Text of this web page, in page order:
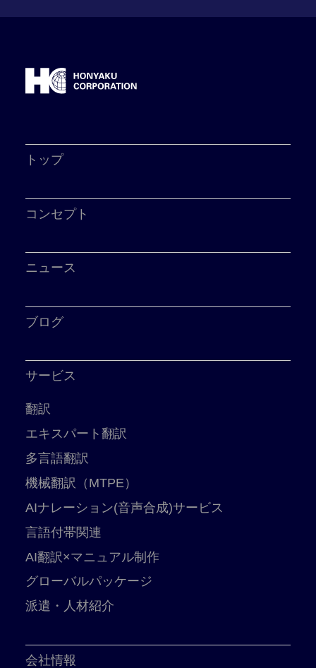
トップ
コンセプト
ニュース
ブログ
サービス
翻訳
エキスパート翻訳
多言語翻訳
機械翻訳（MTPE）
AIナレーション(音声合成)サービス
言語付帯関連
AI翻訳×マニュアル制作
グローバルパッケージ
派遣・人材紹介
会社情報